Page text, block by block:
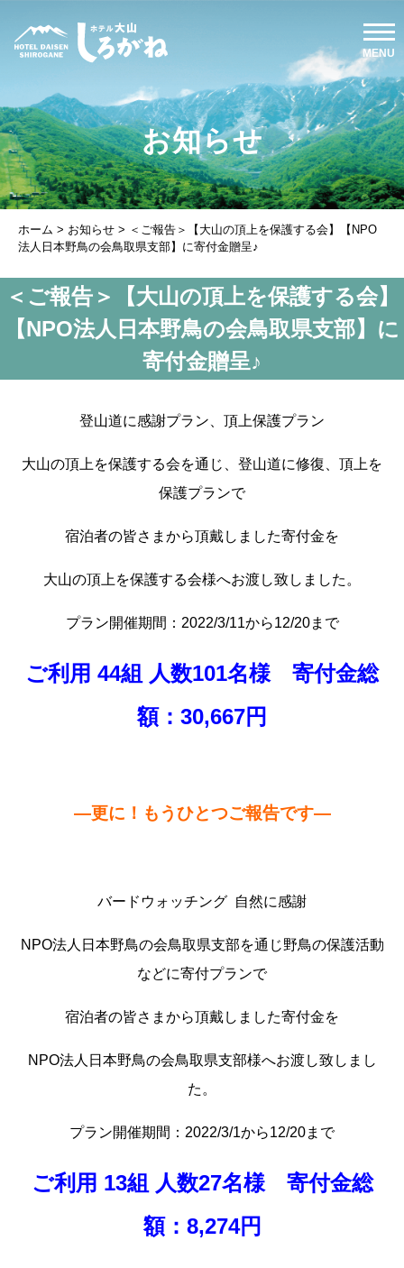
お知らせ
ホーム > お知らせ > ＜ご報告＞【大山の頂上を保護する会】【NPO
法人日本野鳥の会鳥取県支部】に寄付金贈呈♪
＜ご報告＞【大山の頂上を保護する会】
【NPO法人日本野鳥の会鳥取県支部】に
寄付金贈呈♪
登山道に感謝プラン、頂上保護プラン
大山の頂上を保護する会を通じ、登山道に修復、頂上を
保護プランで
宿泊者の皆さまから頂戴しました寄付金を
大山の頂上を保護する会様へお渡し致しました。
プラン開催期間：2022/3/11から12/20まで
ご利用 44組 人数101名様 寄付金総
額：30,667円
—更に！もうひとつご報告です—
バードウォッチング 自然に感謝
NPO法人日本野鳥の会鳥取県支部を通じ野鳥の保護活動
などに寄付プランで
宿泊者の皆さまから頂戴しました寄付金を
NPO法人日本野鳥の会鳥取県支部様へお渡し致しまし
た。
プラン開催期間：2022/3/1から12/20まで
ご利用 13組 人数27名様 寄付金総
額：8,274円